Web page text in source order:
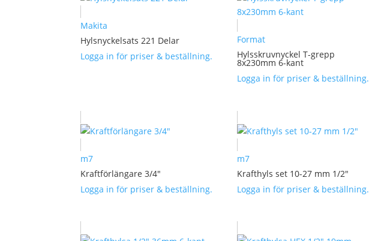
Makita
Hylsnyckelsats 221 Delar
Logga in för priser & beställning.
Format
Hylsskruvnyckel T-grepp
8x230mm 6-kant
Logga in för priser & beställning.
m7
Kraftförlängare 3/4″
Logga in för priser & beställning.
m7
Krafthyls set 10-27 mm 1/2″
Logga in för priser & beställning.